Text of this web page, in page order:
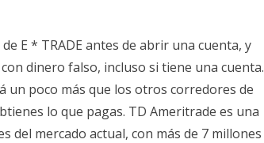
E * TRADE antes de abrir una cuenta, y
dinero falso, incluso si tiene una cuenta.
un poco más que los otros corredores de
lo que pagas. TD Ameritrade es una
del mercado actual, con más de 7 millones